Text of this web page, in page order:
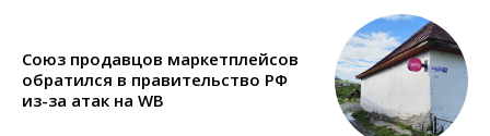
Союз продавцов маркетплейсов
обратился в правительство РФ
из-за атак на WB